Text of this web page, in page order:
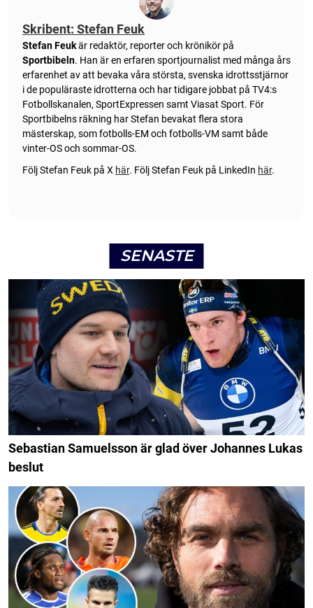
Skribent: Stefan Feuk
Stefan Feukär redaktör, reporter och krönikör på
Sportbibeln. Han är en erfaren sportjournalist med många års
erfarenhet av att bevaka våra största, svenska idrottsstjärnor
i de populäraste idrotterna och har tidigare jobbat på TV4:s
Fotbollskanalen, SportExpressen samt Viasat Sport. För
Sportbibelns räkning har Stefan bevakat flera stora
mästerskap, som fotbolls-EM och fotbolls-VM samt både
vinter-OS och sommar-OS.
Följ Stefan Feuk på X här. Följ Stefan Feuk på LinkedIn här.
SENASTE
Sebastian Samuelsson är glad över Johannes Lukas
beslut